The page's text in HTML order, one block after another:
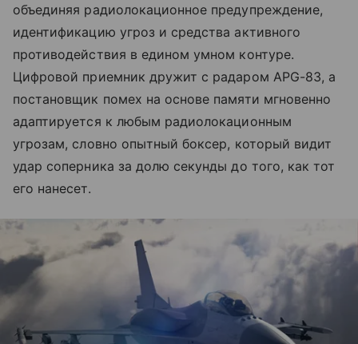
объединяя радиолокационное предупреждение,
идентификацию угроз и средства активного
противодействия в едином умном контуре.
Цифровой приемник дружит с радаром APG-83, а
постановщик помех на основе памяти мгновенно
адаптируется к любым радиолокационным
угрозам, словно опытный боксер, который видит
удар соперника за долю секунды до того, как тот
его нанесет.